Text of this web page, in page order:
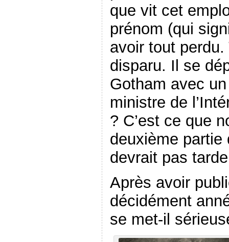
que vit cet
prénom (qui
avoir tout
disparu. Il se
Gotham avec
ministre de
? C’est ce que
deuxième partie
devrait pas
Après avoir
décidément
se met-il